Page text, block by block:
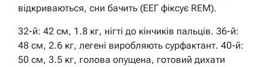
відкриваються, сни бачить (ЕЕГ фіксує REM).
32-й: 42 см, 1.8 кг, нігті до кінчиків пальців. 36-й:
48 см, 2.6 кг, легені виробляють сурфактант. 40-й:
50 см, 3.5 кг, голова опущена, готовий дихати